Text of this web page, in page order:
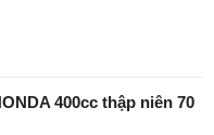
400cc thập niên 70